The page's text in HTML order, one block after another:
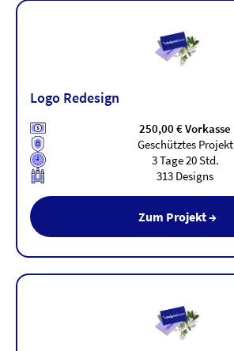
Logo Redesign
250,00 € Vorkasse
Geschütztes Projekt
3 Tage 20 Std.
313 Designs
Zum Projekt →